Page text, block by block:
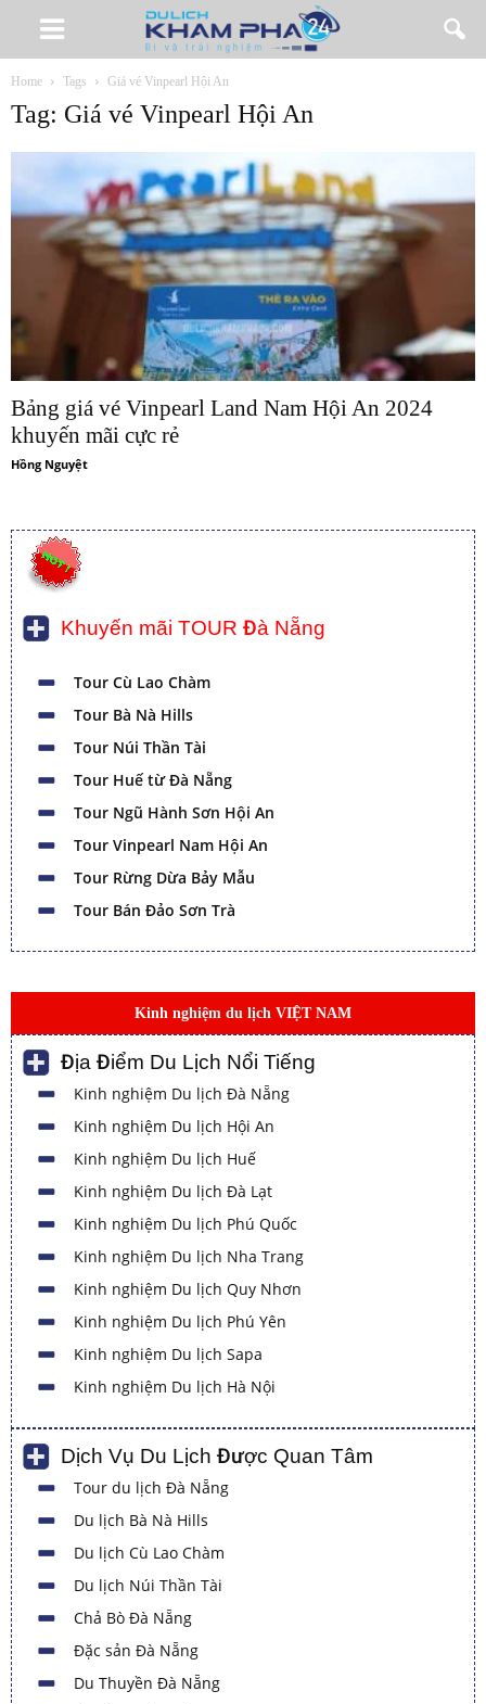
Home Tags Giá vé Vinpearl Hội An
Tag: Giá vé Vinpearl Hội An
Bảng giá vé Vinpearl Land Nam Hội An 2024
khuyến mãi cực rẻ
Hồng Nguyệt
Khuyến mãi TOUR Đà Nẵng
Tour Cù Lao Chàm
Tour Bà Nà Hills
Tour Núi Thần Tài
Tour Huế từ Đà Nẵng
Tour Ngũ Hành Sơn Hội An
Tour Vinpearl Nam Hội An
Tour Rừng Dừa Bảy Mẫu
Tour Bán Đảo Sơn Trà
Kinh nghiệm du lịch VIỆT NAM
Địa Điểm Du Lịch Nổi Tiếng
Kinh nghiệm Du lịch Đà Nẵng
Kinh nghiệm Du lịch Hội An
Kinh nghiệm Du lịch Huế
Kinh nghiệm Du lịch Đà Lạt
Kinh nghiệm Du lịch Phú Quốc
Kinh nghiệm Du lịch Nha Trang
Kinh nghiệm Du lịch Quy Nhơn
Kinh nghiệm Du lịch Phú Yên
Kinh nghiệm Du lịch Sapa
Kinh nghiệm Du lịch Hà Nội
Dịch Vụ Du Lịch Được Quan Tâm
Tour du lịch Đà Nẵng
Du lịch Bà Nà Hills
Du lịch Cù Lao Chàm
Du lịch Núi Thần Tài
Chả Bò Đà Nẵng
Đặc sản Đà Nẵng
Du Thuyền Đà Nẵng